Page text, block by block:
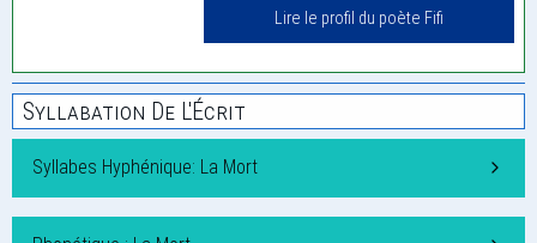
Lire le profil du poète Fifi
Syllabation De L'Écrit
Syllabes Hyphénique: La Mort